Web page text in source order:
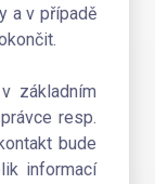
a v případě
základním
resp.
bude
informací